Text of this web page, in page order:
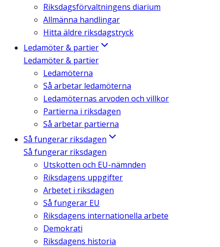
Riksdagsförvaltningens diarium
Allmänna handlingar
Hitta äldre riksdagstryck
Ledamöter & partier
Ledamöter & partier
Ledamöterna
Så arbetar ledamöterna
Ledamöternas arvoden och villkor
Partierna i riksdagen
Så arbetar partierna
Så fungerar riksdagen
Så fungerar riksdagen
Utskotten och EU-nämnden
Riksdagens uppgifter
Arbetet i riksdagen
Så fungerar EU
Riksdagens internationella arbete
Demokrati
Riksdagens historia